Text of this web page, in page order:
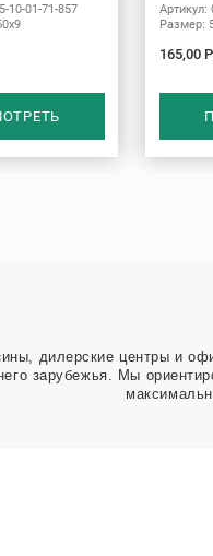
10-01-71-857
Артикул:
Размер:
165,00
дилерские центры и
зарубежья. Мы